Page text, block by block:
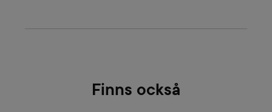
Finns också